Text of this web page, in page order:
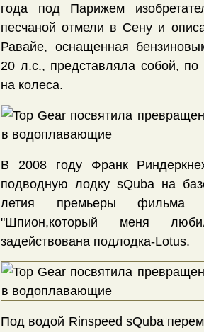
года под Парижем
песчаной отмели в Сену и
Равайе, оснащенная
20 л.с., представляла собой,
на колеса.
В 2008 году Франк
подводную лодку sQuba на
летия премьеры
"Шпион,который меня
задействована подлодка-Lotus.
Под водой Rinspeed sQuba